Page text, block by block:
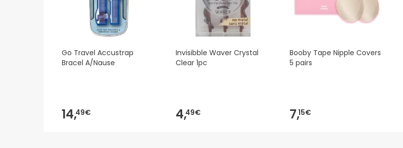
Go Travel Accustrap
Bracel A/Nause
14,49€
Invisibble Waver Crystal
Clear 1pc
4,49€
Booby Tape Nipple Covers
5 pairs
7,15€